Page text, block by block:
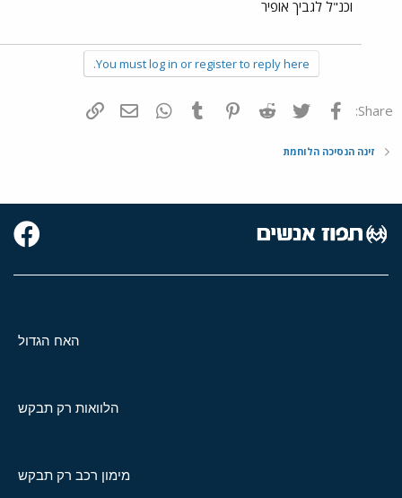
וכנ"ל לגביך אופיר
You must log in or register to reply here.
Share: פייסבוק Twitter
Reddit
Pinterest
Tumblr
WhatsAppדואר אלקטרוני
זינה הנסיכה הלוחמת
האח הגדול
הלוואות רק תבקש
מימון רכב רק תבקש